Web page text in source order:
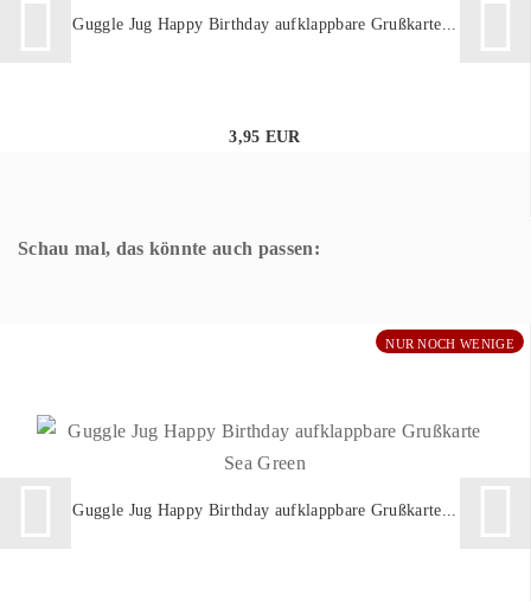
Guggle Jug Happy Birthday aufklappbare Grußkarte...
3,95 EUR
Schau mal, das könnte auch passen:
NUR NOCH WENIGE
Guggle Jug Happy Birthday aufklappbare Grußkarte...